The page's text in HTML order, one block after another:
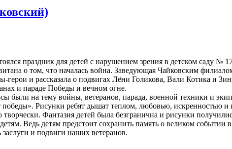
праздник для детей с нарушением зрения в детском саду №
о том, что началась война. Заведующая Чайковским
герои и рассказала о подвигах Лёни Голикова, Вали Котика и
и параде Победы и вечном огне.
были на тему войны, ветеранов, парада, военной техники и
Рисунки ребят дышат теплом, любовью, искренностью
Фантазия детей была безгранична и рисунки
Ведь детям предстоит сохранить память о великом событии
и подвиги наших ветеранов.